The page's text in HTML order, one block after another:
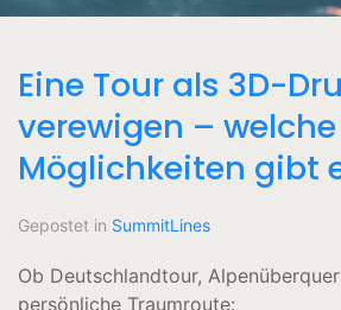
Eine Tour als 3D-
verewigen – welche
Möglichkeiten gibt
Gepostet in SummitLines
Ob Deutschlandtour,
persönliche Traumroute: